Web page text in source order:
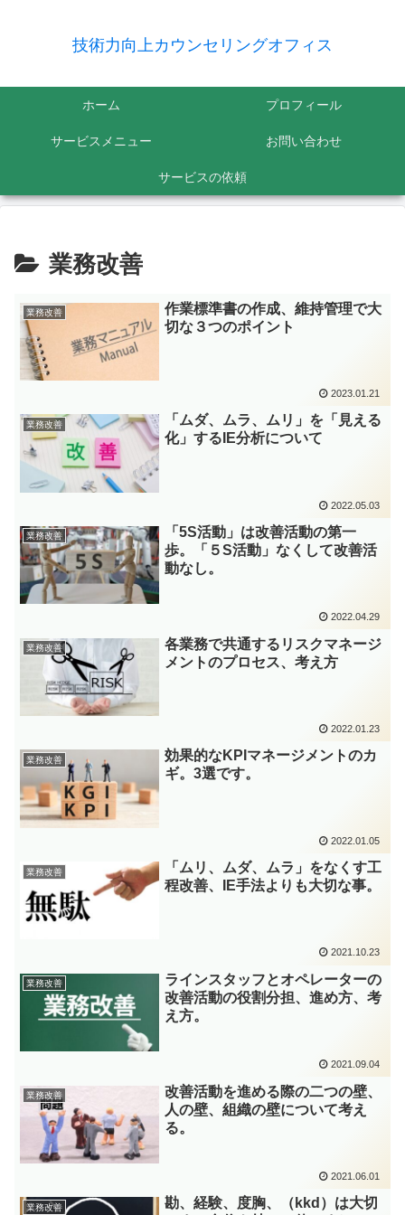
技術力向上カウンセリングオフィス
ホーム プロフィール
サービスメニュー お問い合わせ
サービスの依頼
業務改善
業務改善
作業標準書の作成、維持管理で大
切な３つのポイント
2023.01.21
業務改善
「ムダ、ムラ、ムリ」を「見える
化」するIE分析について
2022.05.03
業務改善
「5S活動」は改善活動の第一
歩。「５S活動」なくして改善活
動なし。
2022.04.29
業務改善
各業務で共通するリスクマネージ
メントのプロセス、考え方
2022.01.23
業務改善
効果的なKPIマネージメントのカ
ギ。3選です。
2022.01.05
業務改善
「ムリ、ムダ、ムラ」をなくす工
程改善、IE手法よりも大切な事。
2021.10.23
業務改善
ラインスタッフとオペレーターの
改善活動の役割分担、進め方、考
え方。
2021.09.04
業務改善
改善活動を進める際の二つの壁、
人の壁、組織の壁について考え
る。
2021.06.01
業務改善
勘、経験、度胸、（kkd）は大切